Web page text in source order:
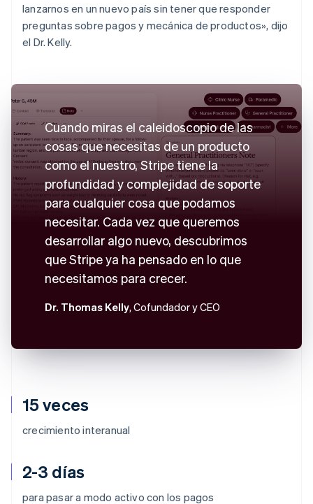
15 veces
crecimiento interanual
2-3 días
para pasar a modo activo con los pagos
lanzarnos en un nuevo país sin tener que responder
preguntas sobre pagos y mecánica de productos», dijo
el Dr. Kelly.
Cuando miras el caleidoscopio de las
cosas que necesitas de un producto
como el nuestro, Stripe tiene la
profundidad y complejidad de soporte
para cualquier cosa que podamos
necesitar. Cada vez que queremos
desarrollar algo nuevo, descubrimos
que Stripe ya ha pensado en lo que
necesitamos para crecer.
Dr. Thomas Kelly, Cofundador y CEO